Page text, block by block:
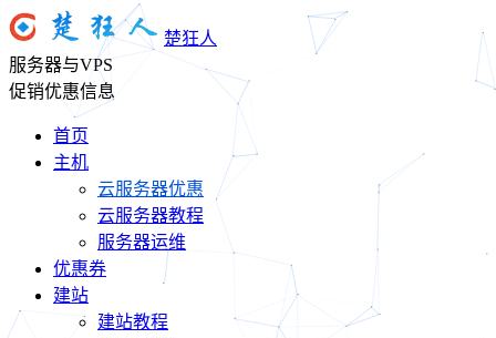
楚狂人
服务器与VPS
促销优惠信息
首页
主机
云服务器优惠
云服务器教程
服务器运维
优惠券
建站
建站教程